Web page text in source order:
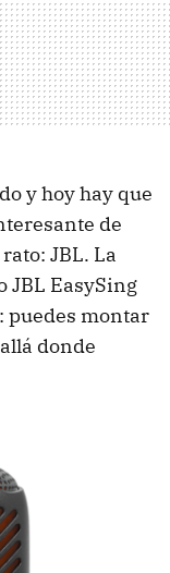
y hoy hay que
de
JBL. La
JBL EasySing
puedes montar
donde